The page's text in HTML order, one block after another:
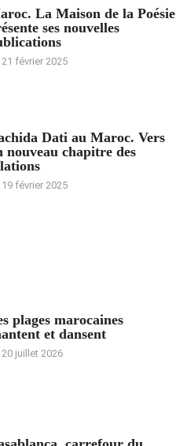
La Maison de la Poésie
ses nouvelles
21 février 2025
Dati au Maroc. Vers
nouveau chapitre des
19 février 2025
plages marocaines
et dansent
20 juillet 2026